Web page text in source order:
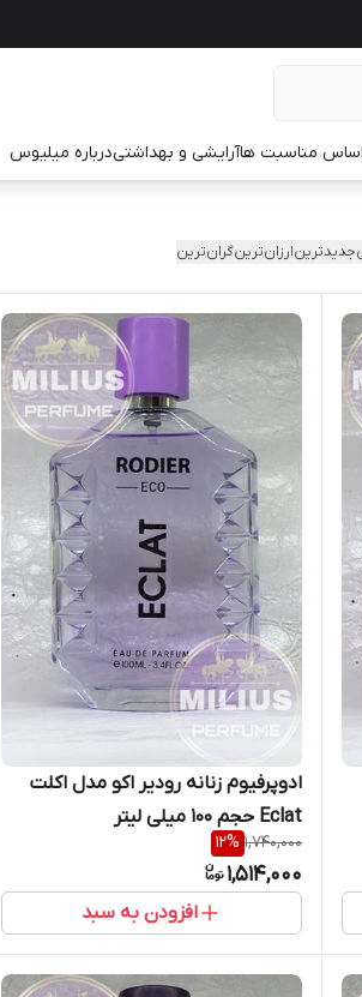
مناسبت هاآرایشی و بهداشتیدرباره میلیوس
جدیدترینارزان‌ترینگران‌ترین
ادوپرفیوم زنانه رودیر اکو مدل اکلت
Eclat حجم 100 میلی لیتر
1,740,000
12%
1,514,000
افزودن به سبد